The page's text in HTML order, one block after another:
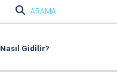
ARAMA
Nasıl Gidilir?